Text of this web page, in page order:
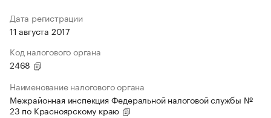
Дата регистрации
11 августа 2017
Код налогового органа
2468
Наименование налогового органа
Межрайонная инспекция Федеральной налоговой службы №
23 по Красноярскому краю